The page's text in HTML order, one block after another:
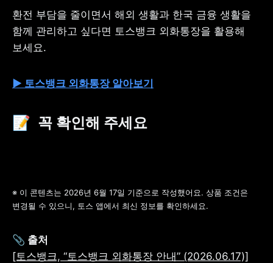
환전 부담을 줄이면서 해외 생활과 한국 금융 생활을
함께 관리하고 싶다면 토스뱅크 외화통장을 활용해
보세요.
▶ 토스뱅크 외화통장 알아보기
📝  꼭 확인해 주세요
※ 이 콘텐츠는 2026년 6월 17일 기준으로 작성했어요. 상품 조건은
변경될 수 있으니, 토스 앱에서 최신 정보를 확인하세요.
[토스뱅크, “토스뱅크 외화통장 안내” (2026.06.17)]